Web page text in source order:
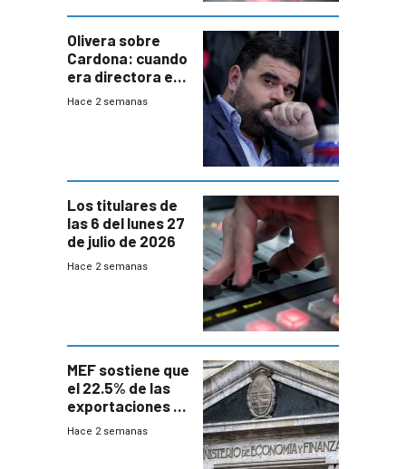
Olivera sobre
Cardona: cuando
era directora en
UTE “no era muy
Hace 2 semanas
Los titulares de
las 6 del lunes 27
de julio de 2026
Hace 2 semanas
MEF sostiene que
el 22.5% de las
exportaciones a
EE.UU se verán
Hace 2 semanas